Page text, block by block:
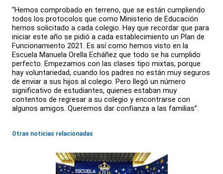
“Hemos comprobado en terreno, que se están cumpliendo
todos los protocolos que como Ministerio de Educación
hemos solicitado a cada colegio. Hay que recordar que para
iniciar este año se pidió a cada establecimiento un Plan de
Funcionamiento 2021. Es así como hemos visto en la
Escuela Manuela Orella Echáñez que todo se ha cumplido
perfecto. Empezamos con las clases tipo mixtas, porque
hay voluntariedad, cuando los padres no están muy seguros
de enviar a sus hijos al colegio. Pero llegó un número
significativo de estudiantes, quienes estaban muy
contentos de regresar a su colegio y encontrarse con
algunos amigos. Queremos dar confianza a las familias”.
Otras noticias relacionadas